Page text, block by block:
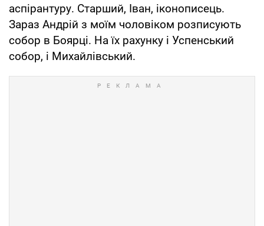
аспірантуру. Старший, Іван, іконописець.
Зараз Андрій з моїм чоловіком розписують
собор в Боярці. На їх рахунку і Успенський
собор, і Михайлівський.